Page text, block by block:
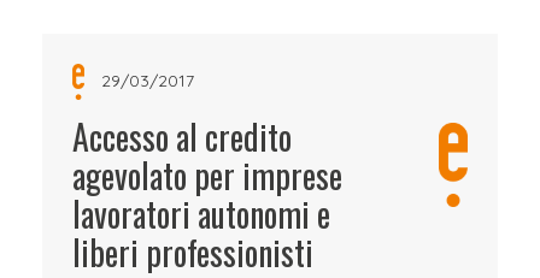
29/03/2017
Accesso al credito
agevolato per imprese
lavoratori autonomi e
liberi professionisti